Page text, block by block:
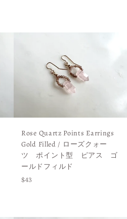
Rose Quartz Points Earrings
Gold Filled / ローズクォー
ツ ポイント型 ピアス ゴ
ールドフィルド
Regular
$43